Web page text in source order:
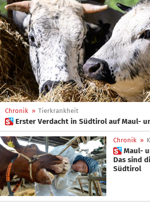
Chronik » Tierkrankheit
 Erster Verdacht in Südtirol auf Maul-
Chronik »
 Maul- und Klauenseuche:
Das sind
Südtirol